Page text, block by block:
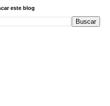
este blog